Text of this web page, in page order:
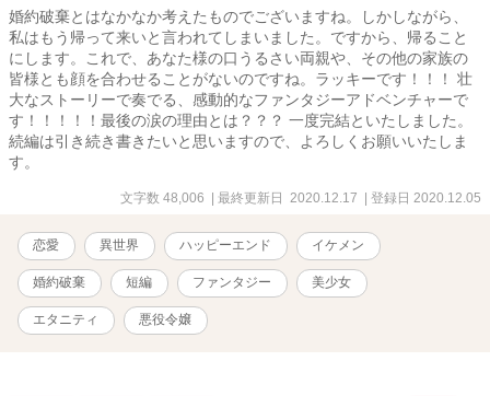
婚約破棄とはなかなか考えたものでございますね。しかしながら、
私はもう帰って来いと言われてしまいました。ですから、帰ること
にします。これで、あなた様の口うるさい両親や、その他の家族の
皆様とも顔を合わせることがないのですね。ラッキーです！！！ 壮
大なストーリーで奏でる、感動的なファンタジーアドベンチャーで
す！！！！！最後の涙の理由とは？？？ 一度完結といたしました。
続編は引き続き書きたいと思いますので、よろしくお願いいたしま
す。
文字数 48,006 | 最終更新日 2020.12.17 | 登録日 2020.12.05
恋愛 異世界 ハッピーエンド イケメン
婚約破棄 短編 ファンタジー 美少女
エタニティ 悪役令嬢